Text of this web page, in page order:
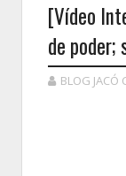
[Vídeo
de poder;
BLOG JACÓ